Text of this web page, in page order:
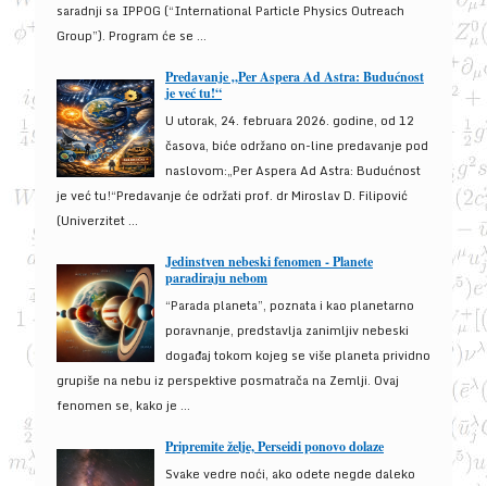
saradnji sa IPPOG (“International Particle Physics Outreach
Group”). Program će se ...
Predavanje „Per Aspera Ad Astra: Budućnost
je već tu!“
U utorak, 24. februara 2026. godine, od 12
časova, biće održano on-line predavanje pod
naslovom:„Per Aspera Ad Astra: Budućnost
je već tu!“Predavanje će održati prof. dr Miroslav D. Filipović
(Univerzitet ...
Jedinstven nebeski fenomen - Planete
paradiraju nebom
“Parada planeta”, poznata i kao planetarno
poravnanje, predstavlja zanimljiv nebeski
događaj tokom kojeg se više planeta prividno
grupiše na nebu iz perspektive posmatrača na Zemlji. Ovaj
fenomen se, kako je ...
Pripremite želje, Perseidi ponovo dolaze
Svake vedre noći, ako odete negde daleko